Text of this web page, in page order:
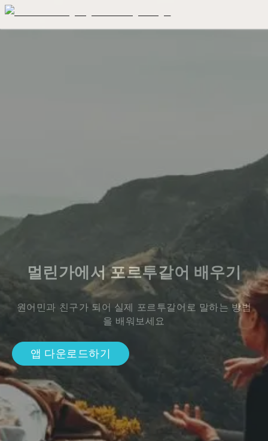
멀린가에서 포르투갈어 배우기
원어민과 친구가 되어 실제 포르투갈어로 말하는 방법
을 배워보세요
앱 다운로드하기